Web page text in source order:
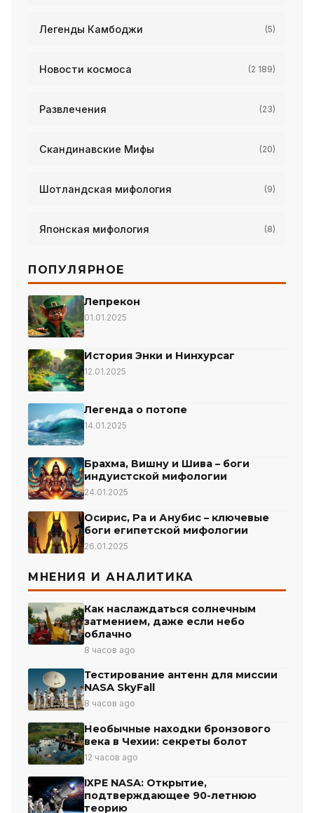
Легенды Камбоджи (5)
Новости космоса (2 189)
Развлечения (23)
Скандинавские Мифы (20)
Шотландская мифология (9)
Японская мифология (8)
ПОПУЛЯРНОЕ
Лепрекон
01.01.2025
История Энки и Нинхурсаг
12.01.2025
Легенда о потопе
14.01.2025
Брахма, Вишну и Шива – боги
индуистской мифологии
24.01.2025
Осирис, Ра и Анубис – ключевые
боги египетской мифологии
26.01.2025
МНЕНИЯ И АНАЛИТИКА
Как наслаждаться солнечным
затмением, даже если небо
облачно
8 часов ago
Тестирование антенн для миссии
NASA SkyFall
8 часов ago
Необычные находки бронзового
века в Чехии: секреты болот
12 часов ago
IXPE NASA: Открытие,
подтверждающее 90-летнюю
теорию